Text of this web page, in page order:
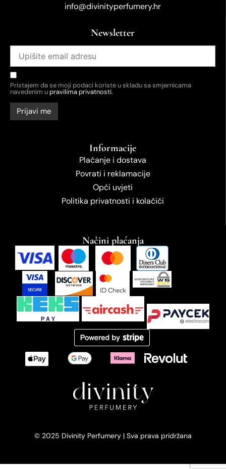
info@divinityperfumery.hr
Newsletter
Pristajem da se moji podaci koriste u skladu sa smjernicama
navedenim upravilima privatnosti.
Informacije
Plaćanje i dostava
Povrati i reklamacije
Opći uvjeti
Politika privatnosti i kolačići
Načini plaćanja
© 2025 Divinity Perfumery | Sva prava pridržana